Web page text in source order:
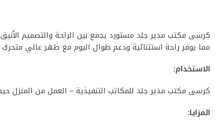
كرسى مكتب مدير جلد مستورد يجمع بين الراحة والتصميم
مما يوفر راحة استثنائية ودعم طوال اليوم مع ظهر عالي
الاستخدام:
كرسى مكتب مدير جلد للمكاتب التنفيذية – العمل من المنزل
المزايا: